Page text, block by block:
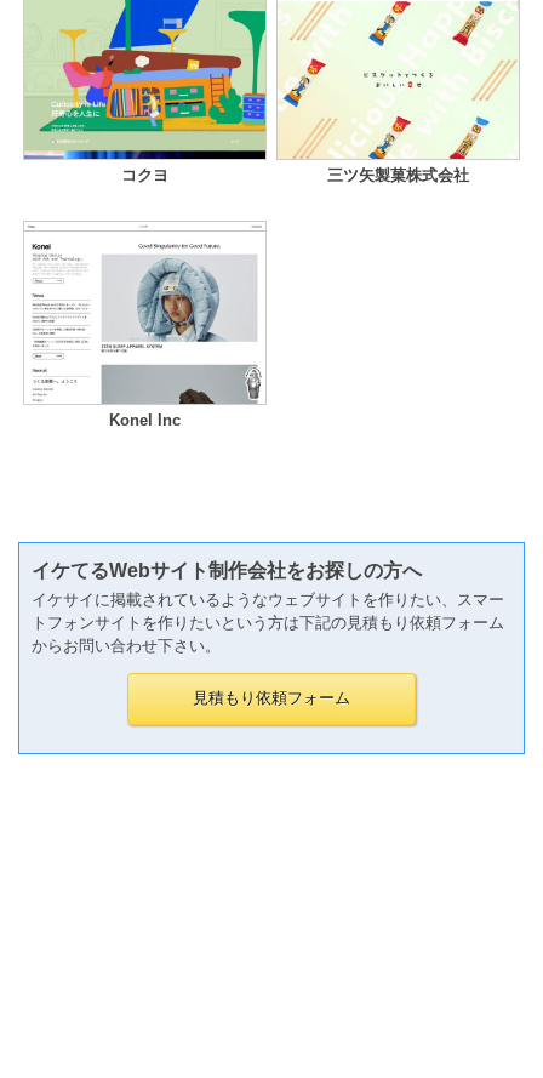
コクヨ 三ツ矢製菓株式会社
Konel Inc
イケてるWebサイト制作会社をお探しの方へ
イケサイに掲載されているようなウェブサイトを作りたい、スマー
トフォンサイトを作りたいという方は下記の見積もり依頼フォーム
からお問い合わせ下さい。